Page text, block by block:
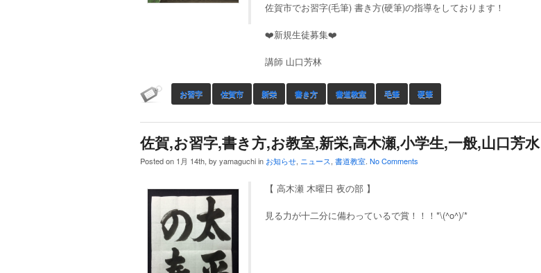
佐賀市でお習字(毛筆) 書き方(硬筆)の指導をしております！
❤️新規生徒募集❤️
講師 山口芳林
お習字 佐賀市 新栄 書き方 書道教室 毛筆 硬筆
佐賀,お習字,書き方,お教室,新栄,高木瀬,小学生,一般,山口芳水
Posted on 1月 14th, by yamaguchi in お知らせ, ニュース, 書道教室. No Comments
【 高木瀬 木曜日 夜の部 】
見る力が十二分に備わっているで賞！！！*\(^o^)/*